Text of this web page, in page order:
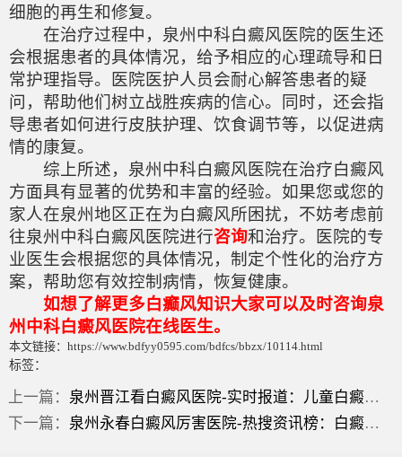
细胞的再生和修复。
在治疗过程中，泉州中科白癜风医院的医生还
会根据患者的具体情况，给予相应的心理疏导和日
常护理指导。医院医护人员会耐心解答患者的疑
问，帮助他们树立战胜疾病的信心。同时，还会指
导患者如何进行皮肤护理、饮食调节等，以促进病
情的康复。
综上所述，泉州中科白癜风医院在治疗白癜风
方面具有显著的优势和丰富的经验。如果您或您的
家人在泉州地区正在为白癜风所困扰，不妨考虑前
往泉州中科白癜风医院进行咨询和治疗。医院的专
业医生会根据您的具体情况，制定个性化的治疗方
案，帮助您有效控制病情，恢复健康。
如想了解更多白癫风知识大家可以及时咨询泉
州中科白癜风医院在线医生。
本文链接：https://www.bdfyy0595.com/bdfcs/bbzx/10114.html
标签：
上一篇： 泉州晋江看白癜风医院-实时报道：儿童白癜风初期症状治疗？
下一篇： 泉州永春白癜风厉害医院-热搜资讯榜：白癜风头上有什么症状？